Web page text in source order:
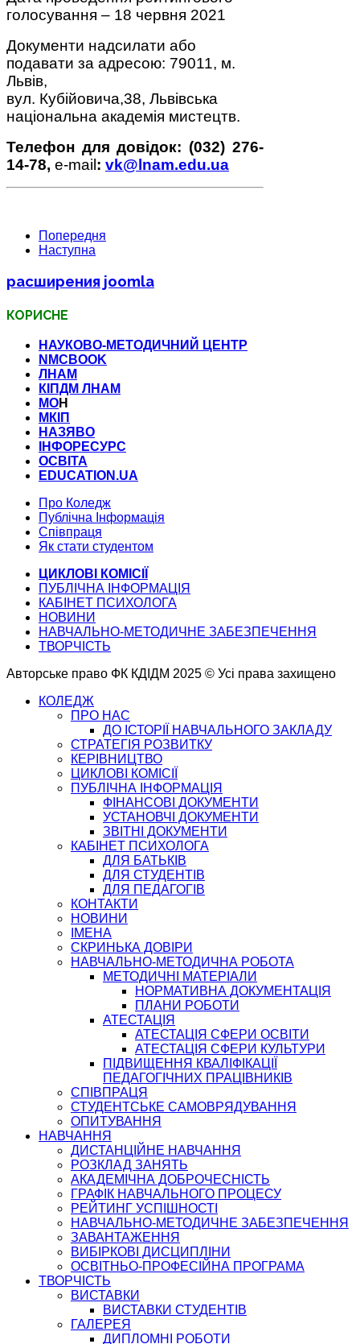
голосування – 18 червня 2021
Документи надсилати або
подавати за адресою: 79011, м.
Львів,
вул. Кубійовича,38, Львівська
національна академія мистецтв.
Телефон для довідок: (032) 276-
14-78, e-mail: vk@lnam.edu.ua
Попередня
Наступна
расширения joomla
КОРИСНЕ
НАУКОВО-МЕТОДИЧНИЙ ЦЕНТР
NMCBOOK
ЛНАМ
КІПДМ ЛНАМ
МОН
МКІП
НАЗЯВО
ІНФОРЕСУРС
ОСВІТА
EDUCATION.UA
Про Коледж
Публічна Інформація
Співпраця
Як стати студентом
ЦИКЛОВІ КОМІСІЇ
ПУБЛІЧНА ІНФОРМАЦІЯ
КАБІНЕТ ПСИХОЛОГА
НОВИНИ
НАВЧАЛЬНО-МЕТОДИЧНЕ ЗАБЕЗПЕЧЕННЯ
ТВОРЧІСТЬ
Авторське право ФК КДІДМ 2025 © Усі права захищено
КОЛЕДЖ
ПРО НАС
ДО ІСТОРІЇ НАВЧАЛЬНОГО ЗАКЛАДУ
СТРАТЕГІЯ РОЗВИТКУ
КЕРІВНИЦТВО
ЦИКЛОВІ КОМІСІЇ
ПУБЛІЧНА ІНФОРМАЦІЯ
ФІНАНСОВІ ДОКУМЕНТИ
УСТАНОВЧІ ДОКУМЕНТИ
ЗВІТНІ ДОКУМЕНТИ
КАБІНЕТ ПСИХОЛОГА
ДЛЯ БАТЬКІВ
ДЛЯ СТУДЕНТІВ
ДЛЯ ПЕДАГОГІВ
КОНТАКТИ
НОВИНИ
ІМЕНА
СКРИНЬКА ДОВІРИ
НАВЧАЛЬНО-МЕТОДИЧНА РОБОТА
МЕТОДИЧНІ МАТЕРІАЛИ
НОРМАТИВНА ДОКУМЕНТАЦІЯ
ПЛАНИ РОБОТИ
АТЕСТАЦІЯ
АТЕСТАЦІЯ СФЕРИ ОСВІТИ
АТЕСТАЦІЯ СФЕРИ КУЛЬТУРИ
ПІДВИЩЕННЯ КВАЛІФІКАЦІЇ
ПЕДАГОГІЧНИХ ПРАЦІВНИКІВ
СПІВПРАЦЯ
СТУДЕНТСЬКЕ САМОВРЯДУВАННЯ
ОПИТУВАННЯ
НАВЧАННЯ
ДИСТАНЦІЙНЕ НАВЧАННЯ
РОЗКЛАД ЗАНЯТЬ
АКАДЕМІЧНА ДОБРОЧЕСНІСТЬ
ГРАФІК НАВЧАЛЬНОГО ПРОЦЕСУ
РЕЙТИНГ УСПІШНОСТІ
НАВЧАЛЬНО-МЕТОДИЧНЕ ЗАБЕЗПЕЧЕННЯ
ЗАВАНТАЖЕННЯ
ВИБІРКОВІ ДИСЦИПЛІНИ
ОСВІТНЬО-ПРОФЕСІЙНА ПРОГРАМА
ТВОРЧІСТЬ
ВИСТАВКИ
ВИСТАВКИ СТУДЕНТІВ
ГАЛЕРЕЯ
ДИПЛОМНІ РОБОТИ